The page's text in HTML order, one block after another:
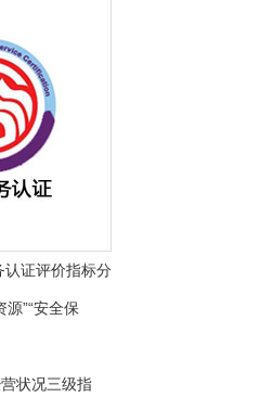
证评价指标分
”“安全保
状况三级指